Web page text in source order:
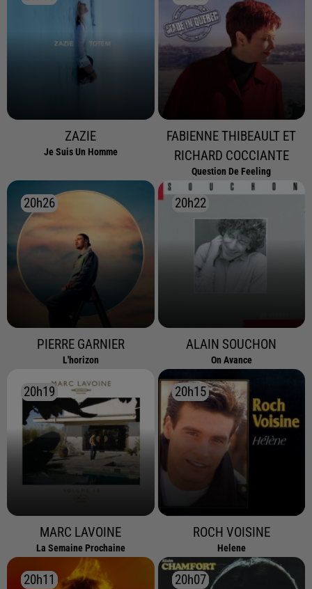
ZAZIE
Je Suis Un Homme
FABIENNE THIBEAULT ET
RICHARD COCCIANTE
Question De Feeling
20h26
20h26
PIERRE GARNIER
L'horizon
20h22
20h22
ALAIN SOUCHON
On Avance
20h19
20h19
MARC LAVOINE
La Semaine Prochaine
20h15
20h15
ROCH VOISINE
Helene
20h11
20h11 20h07
20h07